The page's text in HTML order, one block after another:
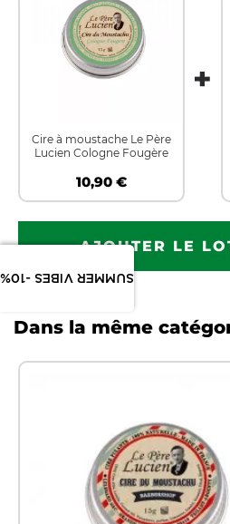
SUMMER VIBES -10%
Cire à moustache Le Père
Lucien Cologne Fougère
10,90 €
AJOUTER LE
Dans la même